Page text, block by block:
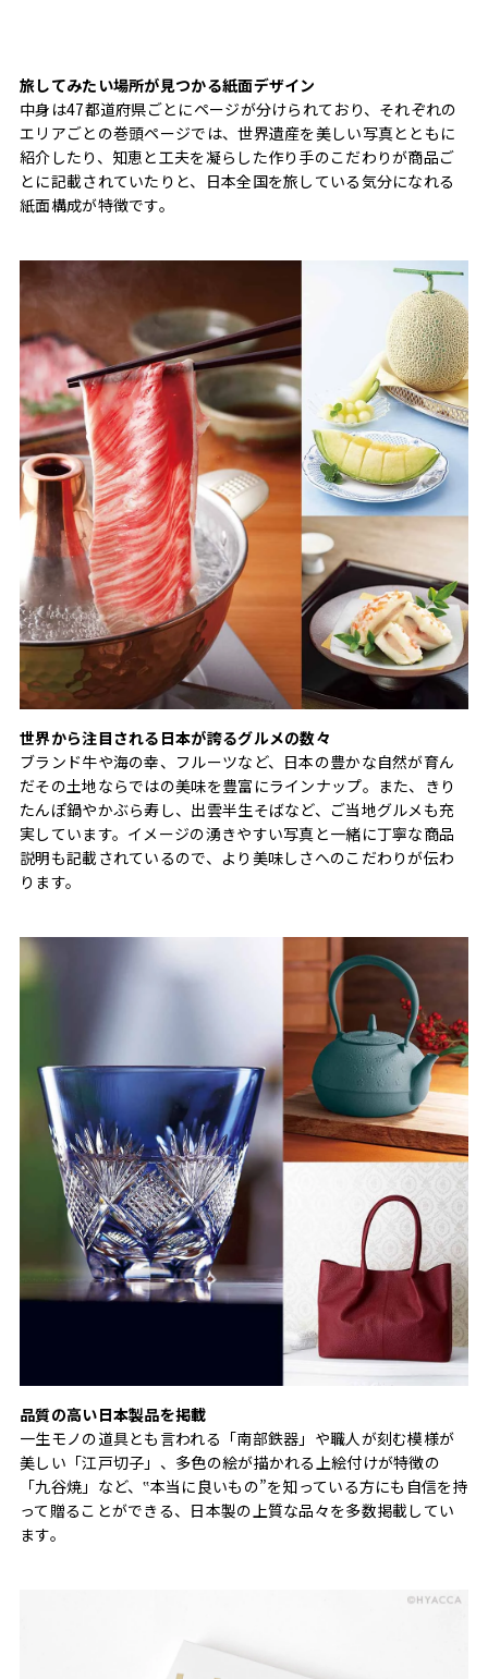
旅してみたい場所が見つかる紙面デザイン
中身は47都道府県ごとにページが分けられており、それぞれの
エリアごとの巻頭ページでは、世界遺産を美しい写真とともに
紹介したり、知恵と工夫を凝らした作り手のこだわりが商品ご
とに記載されていたりと、日本全国を旅している気分になれる
紙面構成が特徴です。
世界から注目される日本が誇るグルメの数々
ブランド牛や海の幸、フルーツなど、日本の豊かな自然が育ん
だその土地ならではの美味を豊富にラインナップ。また、きり
たんぽ鍋やかぶら寿し、出雲半生そばなど、ご当地グルメも充
実しています。イメージの湧きやすい写真と一緒に丁寧な商品
説明も記載されているので、より美味しさへのこだわりが伝わ
ります。
品質の高い日本製品を掲載
一生モノの道具とも言われる「南部鉄器」や職人が刻む模様が
美しい「江戸切子」、多色の絵が描かれる上絵付けが特徴の
「九谷焼」など、‟本当に良いもの”を知っている方にも自信を持
って贈ることができる、日本製の上質な品々を多数掲載してい
ます。